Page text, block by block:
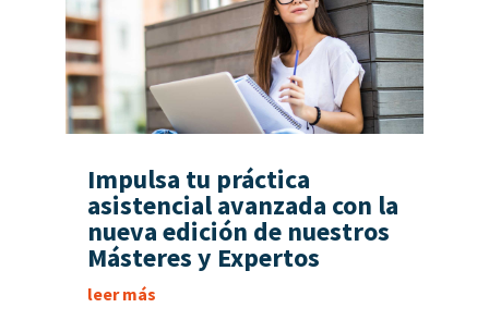
Impulsa tu práctica
asistencial avanzada con la
nueva edición de nuestros
Másteres y Expertos
leer más